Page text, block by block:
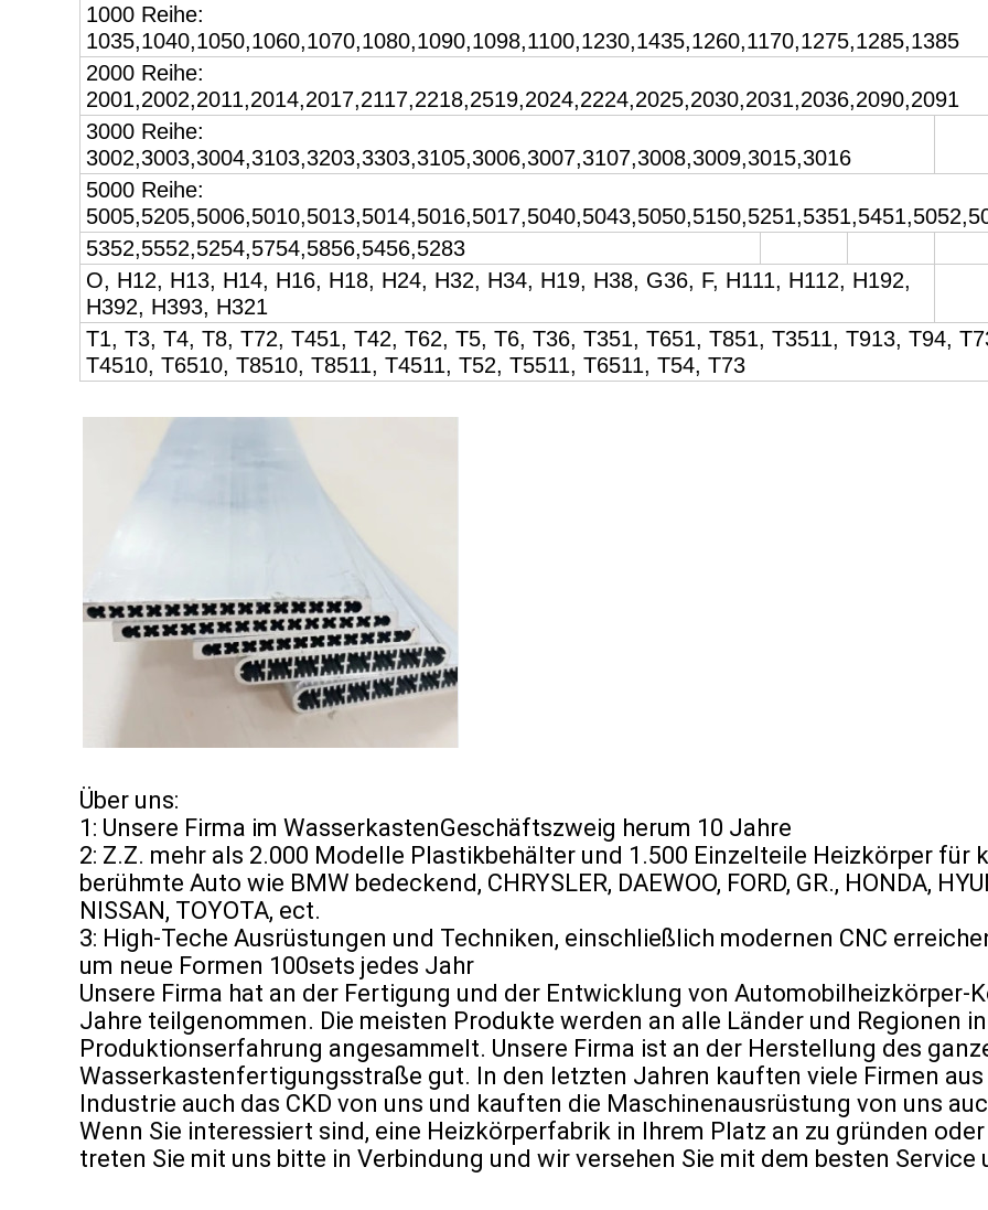
1000 Reihe:
1035,1040,1050,1060,1070,1080,1090,1098,1100,1230,1435,1260,1170,1275,1285,1385
2000 Reihe:
2001,2002,2011,2014,2017,2117,2218,2519,2024,2224,2025,2030,2031,2036,2090,2091
3000 Reihe:
3002,3003,3004,3103,3203,3303,3105,3006,3007,3107,3008,3009,3015,3016
5000 Reihe:
5352,5552,5254,5754,5856,5456,5283
O, H12, H13, H14, H16, H18, H24, H32, H34, H19, H38, G36, F, H111, H112, H192,
H392, H393, H321
T1, T3, T4, T8, T72, T451, T42, T62, T5, T6, T36, T351, T651, T851, T3511, T913, T94,
T4510, T6510, T8510, T8511, T4511, T52, T5511, T6511, T54, T73
Über uns:
1: Unsere Firma im WasserkastenGeschäftszweig herum 10 Jahre
2: Z.Z. mehr als 2.000 Modelle Plastikbehälter und 1.500 Einzelteile Heizkörper für
berühmte Auto wie BMW bedeckend, CHRYSLER, DAEWOO, FORD, GR., HONDA,
NISSAN, TOYOTA, ect.
3: High-Teche Ausrüstungen und Techniken, einschließlich modernen CNC
um neue Formen 100sets jedes Jahr
Unsere Firma hat an der Fertigung und der Entwicklung von
Jahre teilgenommen. Die meisten Produkte werden an alle Länder und Regionen
Produktionserfahrung angesammelt. Unsere Firma ist an der Herstellung des
Wasserkastenfertigungsstraße gut. In den letzten Jahren kauften viele Firmen
Industrie auch das CKD von uns und kauften die Maschinenausrüstung von uns
Wenn Sie interessiert sind, eine Heizkörperfabrik in Ihrem Platz an zu gründen
treten Sie mit uns bitte in Verbindung und wir versehen Sie mit dem besten Service